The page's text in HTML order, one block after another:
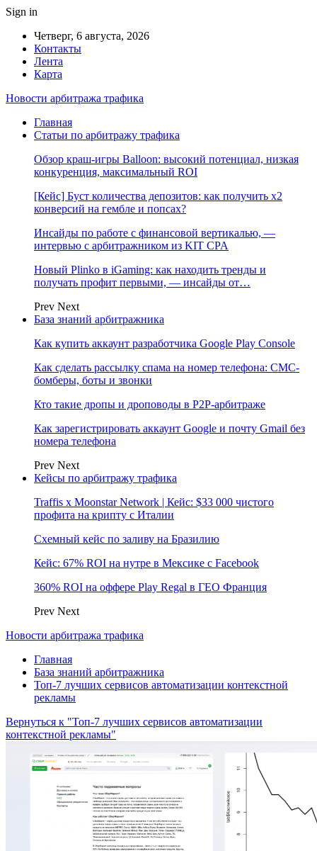
Sign in
Четверг, 6 августа, 2026
Контакты
Лента
Карта
Новости арбитража трафика
Главная
Статьи по арбитражу трафика
Обзор краш-игры Balloon: высокий потенциал, низкая
конкуренция, максимальный ROI
[Кейс] Буст количества депозитов: как получить х2
конверсий на гембле и попсах?
Инсайды по работе с финансовой вертикалью, —
интервью с арбитражником из KIT CPA
Новый Plinko в iGaming: как находить тренды и
получать профит первыми, — инсайды от…
Prev Next
База знаний арбитражника
Как купить аккаунт разработчика Google Play Console
Как сделать рассылку спама на номер телефона: СМС-
бомберы, боты и звонки
Кто такие дропы и дроповоды в P2P-арбитраже
Как зарегистрировать аккаунт Google и почту Gmail без
номера телефона
Prev Next
Кейсы по арбитражу трафика
Traffis x Moonstar Network | Кейс: $33 000 чистого
профита на крипту с Италии
Схемный кейс по заливу на Бразилию
Кейс: 67% ROI на нутре в Мексике с Facebook
360% ROI на оффере Play Regal в ГЕО Франция
Prev Next
Новости арбитража трафика
Главная
База знаний арбитражника
Топ-7 лучших сервисов автоматизации контекстной
рекламы
Вернуться к "Топ-7 лучших сервисов автоматизации
контекстной рекламы"